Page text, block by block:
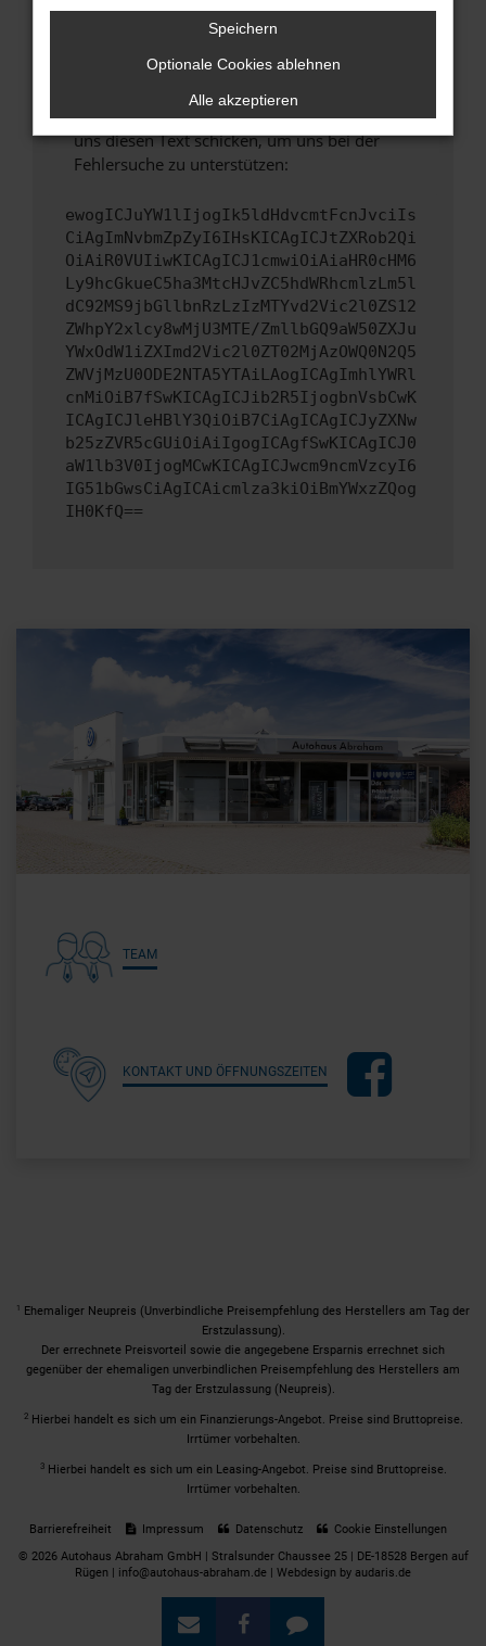
unterstützt werden.
Wenn du alle oben genannten Schritte versucht
hast, kontaktiere uns bitte. Wir werden
versuchen, das Problem zu beheben. Du kannst
uns diesen Text schicken, um uns bei der
Fehlersuche zu unterstützen:
ewogICJuYW1lIjogIk5ldHdvcmtFcnJvciIs
CiAgImNvbmZpZyI6IHsKICAgICJtZXRob2Qi
OiAiR0VUIiwKICAgICJ1cmwiOiAiaHR0cHM6
Ly9hcGkueC5ha3MtcHJvZC5hdWRhcmlzLm5l
dC92MS9jbGllbnRzLzIzMTYvd2Vic2l0ZS12
ZWhpY2xlcy8wMjU3MTE/ZmllbGQ9aW50ZXJu
YWxOdW1iZXImd2Vic2l0ZT02MjAzOWQ0N2Q5
ZWVjMzU0ODE2NTA5YTAiLAogICAgImhlYWRl
cnMiOiB7fSwKICAgICJib2R5IjogbnVsbCwK
ICAgICJleHBlY3QiOiB7CiAgICAgICJyZXNw
b25zZVR5cGUiOiAiIgogICAgfSwKICAgICJ0
aW1lb3V0IjogMCwKICAgICJwcm9ncmVzcyI6
IG51bGwsCiAgICAicmlza3kiOiBmYWxzZQog
IH0KfQ==
TEAM
KONTAKT UND ÖFFNUNGSZEITEN
1
Ehemaliger Neupreis (Unverbindliche Preisempfehlung des Herstellers am Tag der
Erstzulassung).
Der errechnete Preisvorteil sowie die angegebene Ersparnis errechnet sich
gegenüber der ehemaligen unverbindlichen Preisempfehlung des Herstellers am
Tag der Erstzulassung (Neupreis).
2 Hierbei handelt es sich um ein Finanzierungs-Angebot. Preise sind Bruttopreise.
Irrtümer vorbehalten.
3 Hierbei handelt es sich um ein Leasing-Angebot. Preise sind Bruttopreise.
Irrtümer vorbehalten.
Barrierefreiheit Impressum Datenschutz
Cookie Einstellungen
© 2026 Autohaus Abraham GmbH | Stralsunder Chaussee 25 | DE-18528 Bergen auf
Rügen | info@autohaus-abraham.de | Webdesign by audaris.de
Speichern
Optionale Cookies ablehnen
Alle akzeptieren